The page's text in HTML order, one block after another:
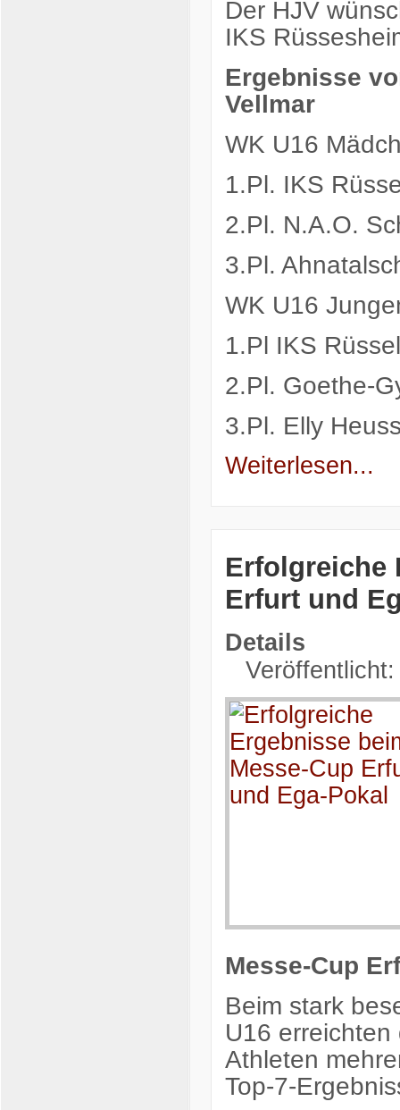
Der HJV
IKS
Ergebnisse
Vellmar
WK U16
1.Pl. IKS
2.Pl. N.A.O.
3.Pl.
WK U16
1.Pl IKS
2.Pl. Goethe-
3.Pl. Elly
Weiterlesen...
Erfolgreiche
Erfurt und
Details
Messe-Cup
Beim stark
U16
Athleten
Top-7-